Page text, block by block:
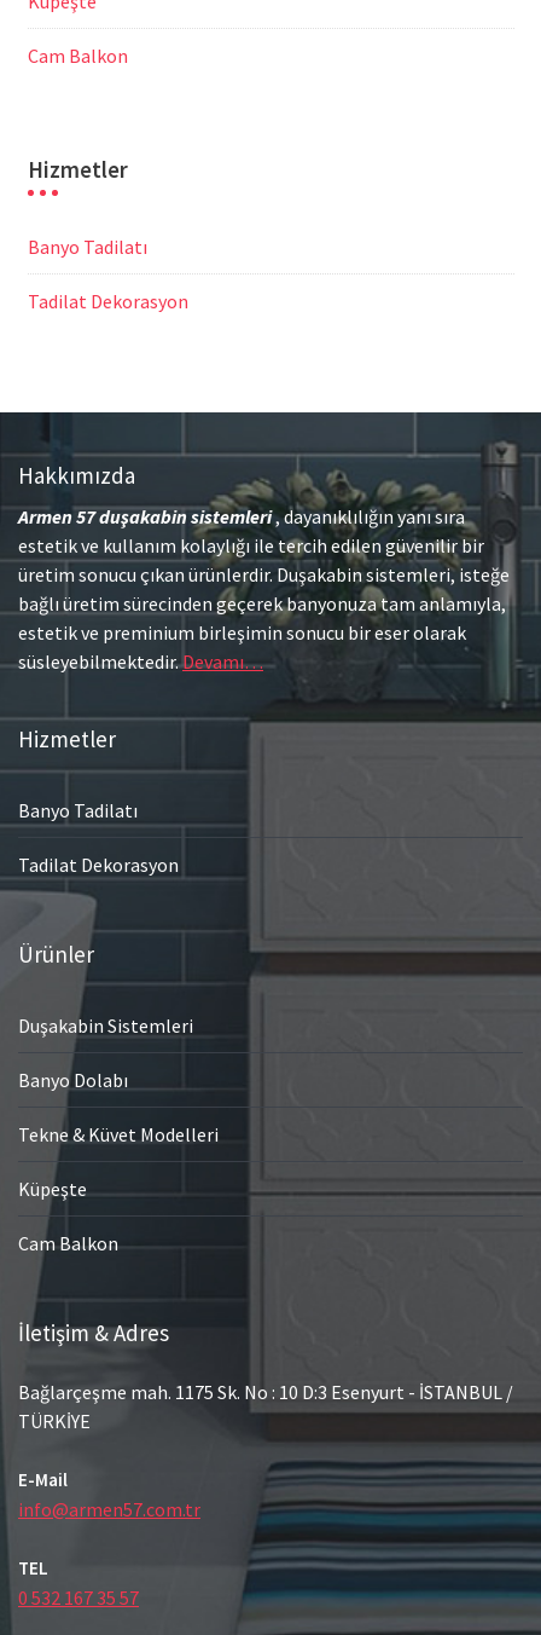
Cam Balkon
Hizmetler
Banyo Tadilatı
Tadilat Dekorasyon
Hakkımızda
Armen 57duşakabin sistemleri, dayanıklılığın yanı sıra
estetik ve kullanım kolaylığı ile tercih edilen güvenilir bir
üretim sonucu çıkan ürünlerdir. Duşakabin sistemleri, isteğe
bağlı üretim sürecinden geçerek banyonuza tam anlamıyla,
estetik ve preminium birleşimin sonucu bir eser olarak
süsleyebilmektedir.Devamı…
Hizmetler
Banyo Tadilatı
Tadilat Dekorasyon
Ürünler
Duşakabin Sistemleri
Banyo Dolabı
Tekne & Küvet Modelleri
Küpeşte
Cam Balkon
İletişim & Adres
Bağlarçeşme mah. 1175 Sk. No : 10 D:3 Esenyurt - İSTANBUL /
TÜRKİYE
E-Mail
info@armen57.com.tr
TEL
0 532 167 35 57